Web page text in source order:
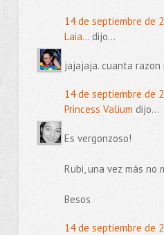
14 de septiembre de
Laia...dijo...
jajajaja. cuanta razon
14 de septiembre de
Princess Valium dijo...
Es vergonzoso!
Rubi, una vez más no
Besos
14 de septiembre de